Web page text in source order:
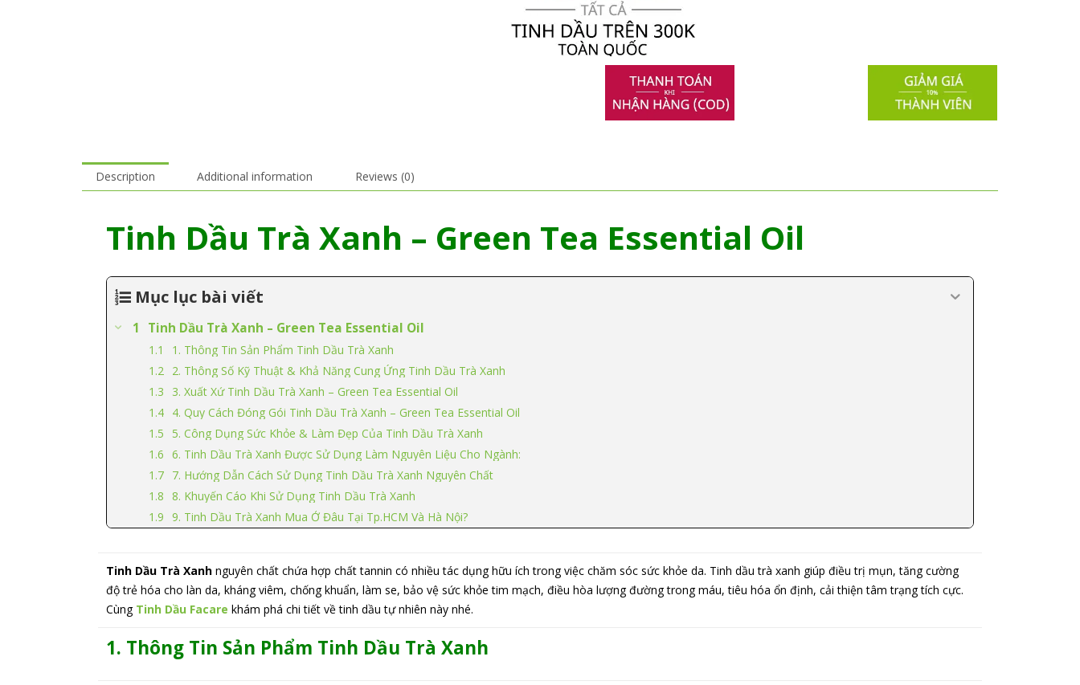
Description Additional information Reviews (0)
Tinh Dầu Trà Xanh – Green Tea Essential Oil
Mục lục bài viết
Tinh Dầu Trà Xanh – Green Tea Essential Oil
1. Thông Tin Sản Phẩm Tinh Dầu Trà Xanh
2. Thông Số Kỹ Thuật & Khả Năng Cung Ứng Tinh Dầu Trà Xanh
3. Xuất Xứ Tinh Dầu Trà Xanh – Green Tea Essential Oil
4. Quy Cách Đóng Gói Tinh Dầu Trà Xanh – Green Tea Essential Oil
5. Công Dụng Sức Khỏe & Làm Đẹp Của Tinh Dầu Trà Xanh
6. Tinh Dầu Trà Xanh Được Sử Dụng Làm Nguyên Liệu Cho Ngành:
7. Hướng Dẫn Cách Sử Dụng Tinh Dầu Trà Xanh Nguyên Chất
8. Khuyến Cáo Khi Sử Dụng Tinh Dầu Trà Xanh
9. Tinh Dầu Trà Xanh Mua Ở Đâu Tại Tp.HCM Và Hà Nội?
Tinh Dầu Trà Xanh nguyên chất chứa hợp chất tannin có nhiều tác dụng hữu ích trong việc chăm sóc sức khỏe da. Tinh dầu trà xanh giúp điều trị mụn, tăng cường
độ trẻ hóa cho làn da, kháng viêm, chống khuẩn, làm se, bảo vệ sức khỏe tim mạch, điều hòa lượng đường trong máu, tiêu hóa ổn định, cải thiện tâm trạng tích cực.
Cùng Tinh Dầu Facare khám phá chi tiết về tinh dầu tự nhiên này nhé.
1. Thông Tin Sản Phẩm Tinh Dầu Trà Xanh